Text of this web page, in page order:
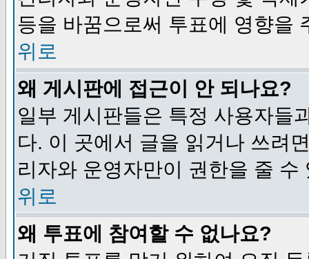
등을 바꿈으로써 투표에 영향을
위로
왜 게시판에 접근이 안 되나요?
일부 게시판들은 특정 사용자들
다. 이 곳에서 글을 읽거나 쓰려
리자와 운영자만이 권한을 줄
위로
왜 투표에 참여할 수 없나요?